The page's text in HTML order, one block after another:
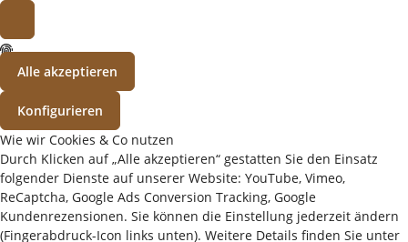
Alle akzeptieren
Konfigurieren
Wie wir Cookies & Co nutzen
Durch Klicken auf „Alle akzeptieren“ gestatten Sie den Einsatz
folgender Dienste auf unserer Website: YouTube, Vimeo,
ReCaptcha, Google Ads Conversion Tracking, Google
Kundenrezensionen. Sie können die Einstellung jederzeit ändern
(Fingerabdruck-Icon links unten). Weitere Details finden Sie unter